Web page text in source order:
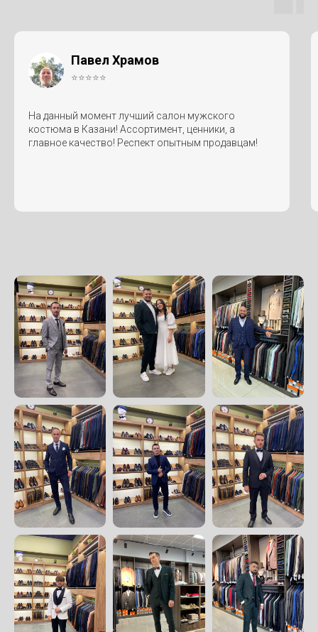
Павел Храмов
⭐⭐⭐⭐⭐
На данный момент лучший салон мужского
костюма в Казани! Ассортимент, ценники, а
главное качество! Респект опытным продавцам!